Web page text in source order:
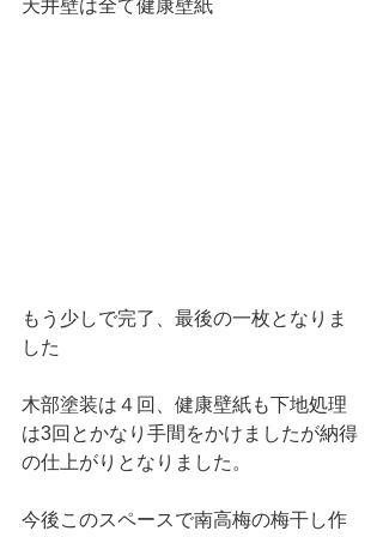
天井壁は全て健康壁紙
もう少しで完了、最後の一枚となりま
した
木部塗装は４回、健康壁紙も下地処理
は3回とかなり手間をかけましたが納得
の仕上がりとなりました。
今後このスペースで南高梅の梅干し作